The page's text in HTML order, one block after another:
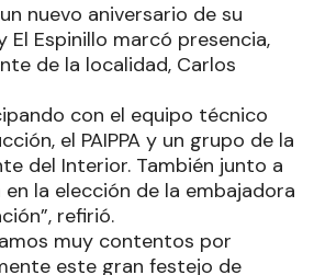
nuevo aniversario de su
El Espinillo marcó presencia,
de la localidad, Carlos
con el equipo técnico
el PAIPPA y un grupo de la
del Interior. También junto a
la elección de la embajadora
refirió.
muy contentos por
este gran festejo de